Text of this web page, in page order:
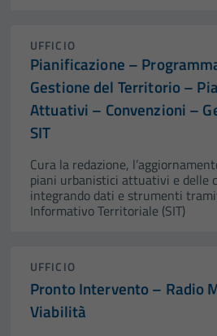
UFFICIO
Pianificazione –
Gestione del Territorio –
Attuativi – Convenzioni –
SIT
Cura la redazione,
piani urbanistici attuativi e delle
integrando dati e strumenti
Informativo Territoriale (SIT)
UFFICIO
Pronto Intervento – Radio
Viabilità